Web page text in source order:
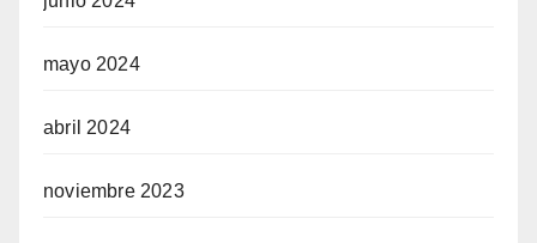
mayo 2024
abril 2024
noviembre 2023